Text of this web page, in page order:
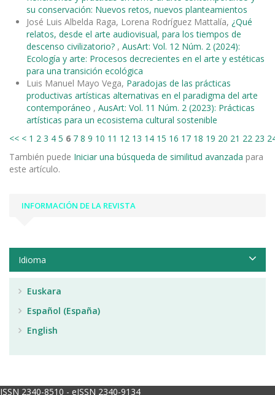
su conservación: Nuevos retos, nuevos planteamientos
José Luis Albelda Raga, Lorena Rodríguez Mattalía, ¿Qué
relatos, desde el arte audiovisual, para los tiempos de
descenso civilizatorio? , AusArt: Vol. 12 Núm. 2 (2024):
Ecología y arte: Procesos decrecientes en el arte y estéticas
para una transición ecológica
Luis Manuel Mayo Vega, Paradojas de las prácticas
productivas artísticas alternativas en el paradigma del arte
contemporáneo , AusArt: Vol. 11 Núm. 2 (2023): Prácticas
artísticas para un ecosistema cultural sostenible
<< < 1 2 3 4 5 6 7 8 9 10 11 12 13 14 15 16 17 18 19 20 21 22 23
También puede Iniciar una búsqueda de similitud avanzada para
este artículo.
INFORMACIÓN DE LA REVISTA
Idioma
Euskara
Español (España)
English
ISSN 2340-8510 - eISSN 2340-9134